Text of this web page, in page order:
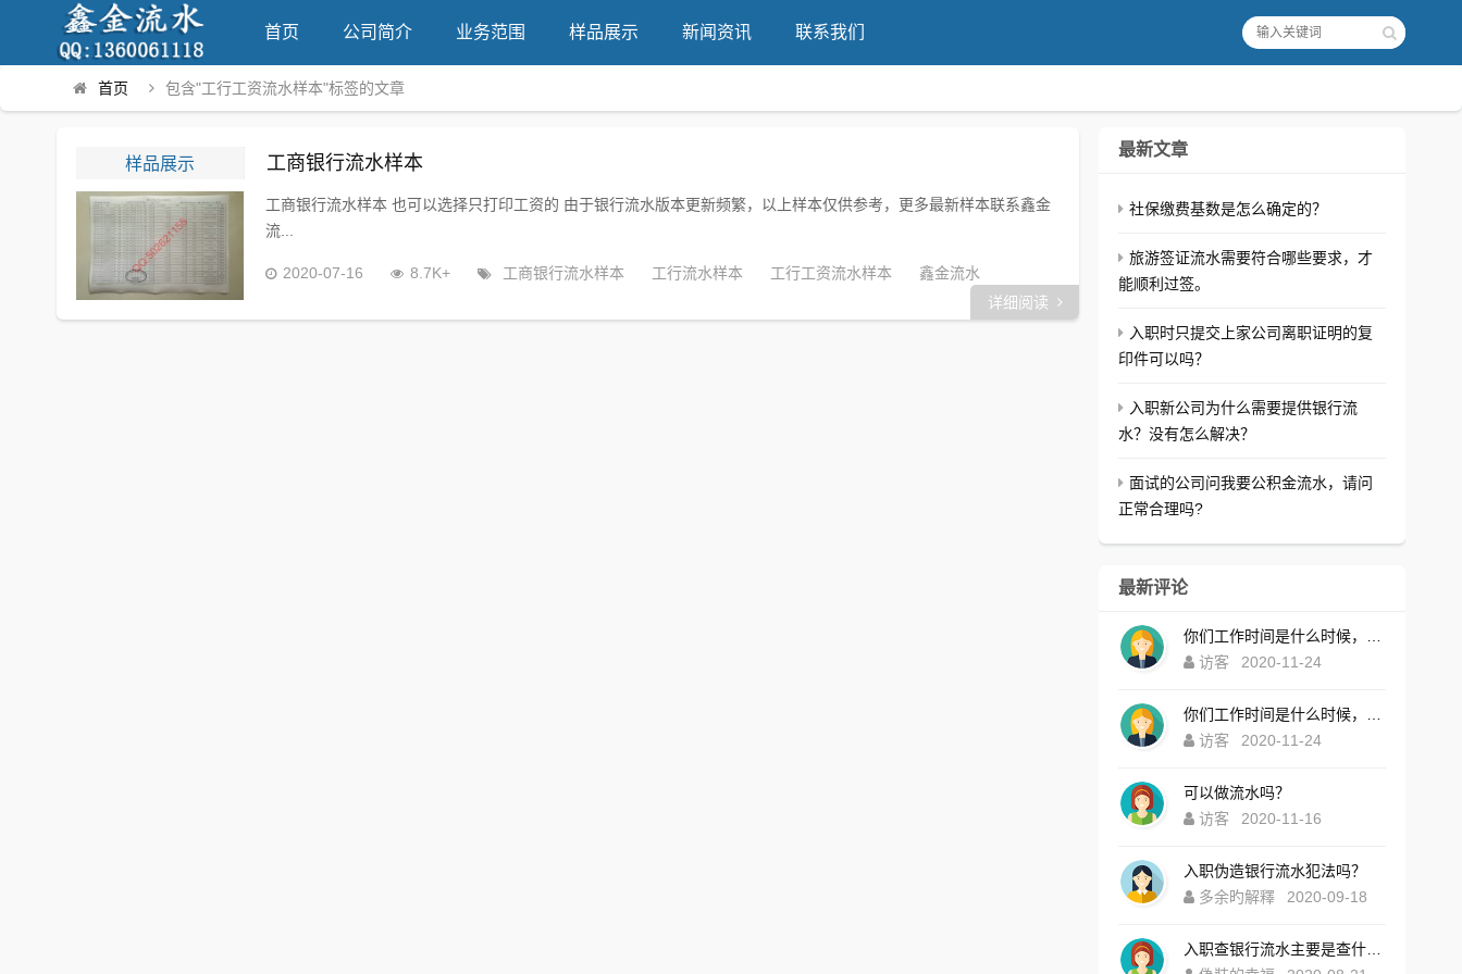
首页 公司简介 业务范围 样品展示 新闻资讯 联系我们
首页 包含"工行工资流水样本"标签的文章
样品展示 工商银行流水样本
工商银行流水样本 也可以选择只打印工资的 由于银行流水版本更新频繁，以上样本仅供参考，更多最新样本联系鑫金
流...
2020-07-16 8.7K+ 工商银行流水样本 工行流水样本 工行工资流水样本
鑫金流水
详细阅读
最新文章
社保缴费基数是怎么确定的？
旅游签证流水需要符合哪些要求，才
能顺利过签。
入职时只提交上家公司离职证明的复
印件可以吗？
入职新公司为什么需要提供银行流
水？没有怎么解决？
面试的公司问我要公积金流水，请问
正常合理吗?
最新评论
访客
2020-11-24
访客
2020-11-24
可以做流水吗？
访客
2020-11-16
入职伪造银行流水犯法吗？
多余旳解釋
2020-09-18